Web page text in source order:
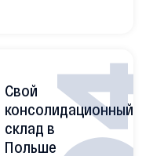
Свой
консолидационный
склад в
Польше